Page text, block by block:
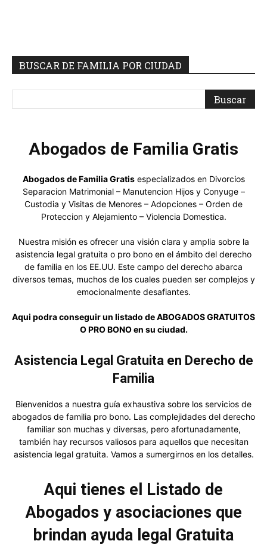
BUSCAR DE FAMILIA POR CIUDAD
Abogados de Familia Gratis
Abogados de Familia Gratisespecializados en Divorcios
Separacion Matrimonial – Manutencion Hijos y Conyuge –
Custodia y Visitas de Menores – Adopciones – Orden de
Proteccion y Alejamiento – Violencia Domestica.
Nuestra misión es ofrecer una visión clara y amplia sobre la
asistencia legal gratuita o pro bono en el ámbito del derecho
de familia en los EE.UU. Este campo del derecho abarca
diversos temas, muchos de los cuales pueden ser complejos y
emocionalmente desafiantes.
Aqui podra conseguir un listado de ABOGADOS GRATUITOS
O PRO BONO en su ciudad.
Asistencia Legal Gratuita en Derecho de
Familia
Bienvenidos a nuestra guía exhaustiva sobre los servicios de
abogados de familia pro bono. Las complejidades del derecho
familiar son muchas y diversas, pero afortunadamente,
también hay recursos valiosos para aquellos que necesitan
asistencia legal gratuita. Vamos a sumergirnos en los detalles.
Aqui tienes el Listado de
Abogados y asociaciones que
brindan ayuda legal Gratuita